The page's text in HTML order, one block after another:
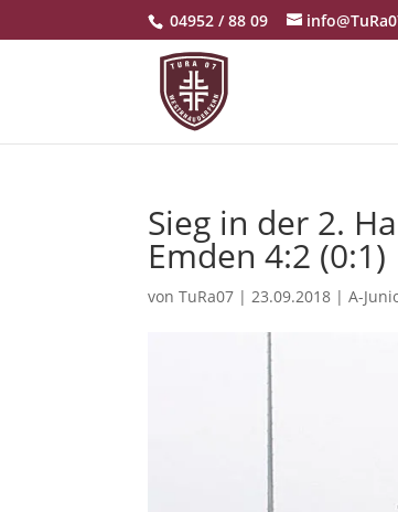
04952 / 88 09
Sieg in der 2.
Emden 4:2 (0:1)
vonTuRa07 |23.09.2018 |A-